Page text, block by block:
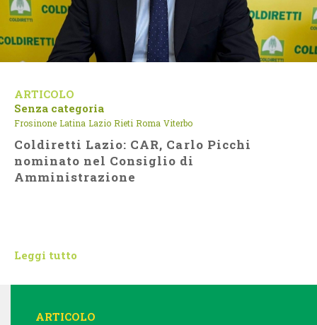
ARTICOLO
Senza categoria
Frosinone Latina Lazio Rieti Roma Viterbo
Coldiretti Lazio: CAR, Carlo Picchi
nominato nel Consiglio di
Amministrazione
Leggi tutto
ARTICOLO